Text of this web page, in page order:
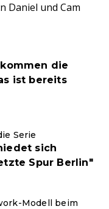
Daniel und Cam
die
ist bereits
Serie
sich
Spur Berlin"
Modell beim